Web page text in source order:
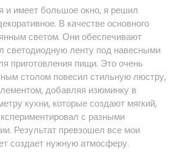
и имеет большое окно, я решил
В качестве основного
светом. Они обеспечивают
светодиодную ленту под навесными
приготовления пищи. Это очень
столом повесил стильную люстру,
добавляя изюминку в
кухни, которые создают мягкий,
с разными
Результат превзошел все мои
создает нужную атмосферу.